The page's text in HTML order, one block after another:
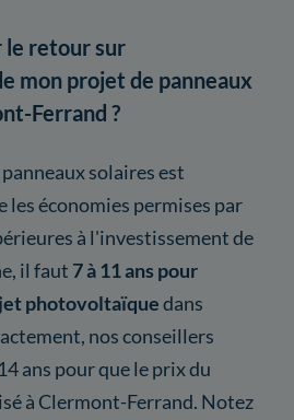
le retour sur
mon projet de panneaux
Ferrand ?
solaires est
les économies permises par
à l'investissement de
il faut 7 à 11 ans pour
photovoltaïquedans
nos conseillers
ans pour que le prix du
à Clermont-Ferrand. Notez